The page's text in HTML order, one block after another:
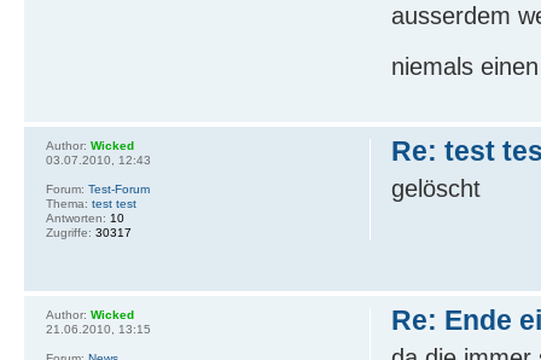
ausserdem
niemals
Re: test
gelöscht
Author: Wicked
03.07.2010, 12:43
Forum: Test-Forum
Thema: test test
Antworten: 10
Zugriffe: 30317
Re: Ende
Author: Wicked
21.06.2010, 13:15